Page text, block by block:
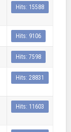
Hits: 15588
Hits: 9106
Hits: 7598
Hits: 28831
Hits: 11603